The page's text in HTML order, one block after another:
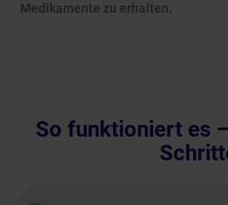
Medikamente zu erhalten.
So funktioniert es